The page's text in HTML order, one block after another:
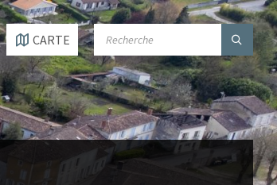
CARTE
SEARCH: